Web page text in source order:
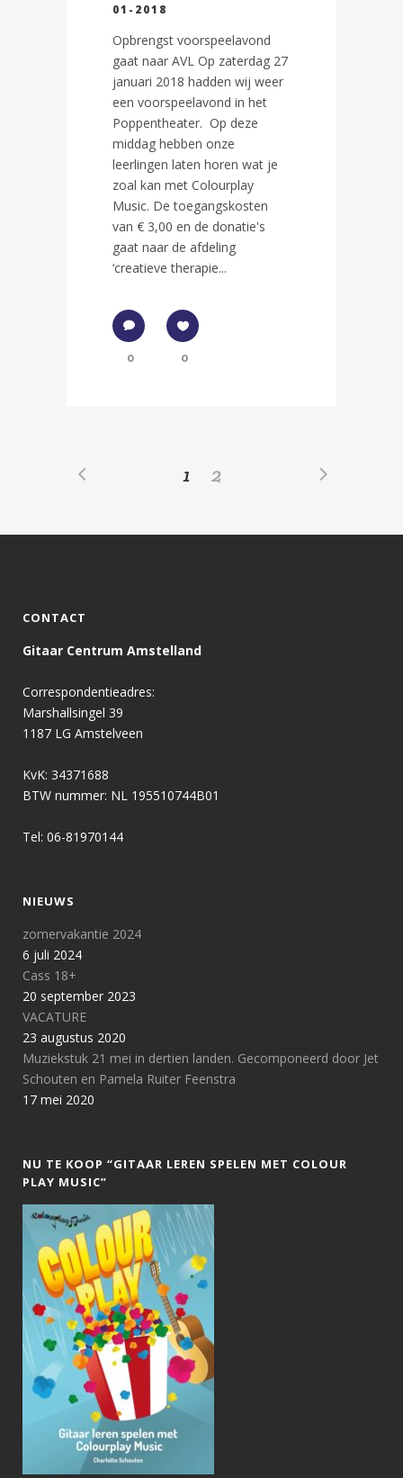
01-2018
Opbrengst voorspeelavond
gaat naar AVL Op zaterdag 27
januari 2018 hadden wij weer
een voorspeelavond in het
Poppentheater. Op deze
middag hebben onze
leerlingen laten horen wat je
zoal kan met Colourplay
Music. De toegangskosten
van € 3,00 en de donatie's
gaat naar de afdeling
‘creatieve therapie...
0 0
1 2
CONTACT
Gitaar Centrum Amstelland
Correspondentieadres:
Marshallsingel 39
1187 LG Amstelveen
KvK: 34371688
BTW nummer: NL 195510744B01
Tel: 06-81970144
NIEUWS
zomervakantie 2024
6 juli 2024
Cass 18+
20 september 2023
VACATURE
23 augustus 2020
Muziekstuk 21 mei in dertien landen. Gecomponeerd door Jet
Schouten en Pamela Ruiter Feenstra
17 mei 2020
NU TE KOOP “GITAAR LEREN SPELEN MET COLOUR
PLAY MUSIC”